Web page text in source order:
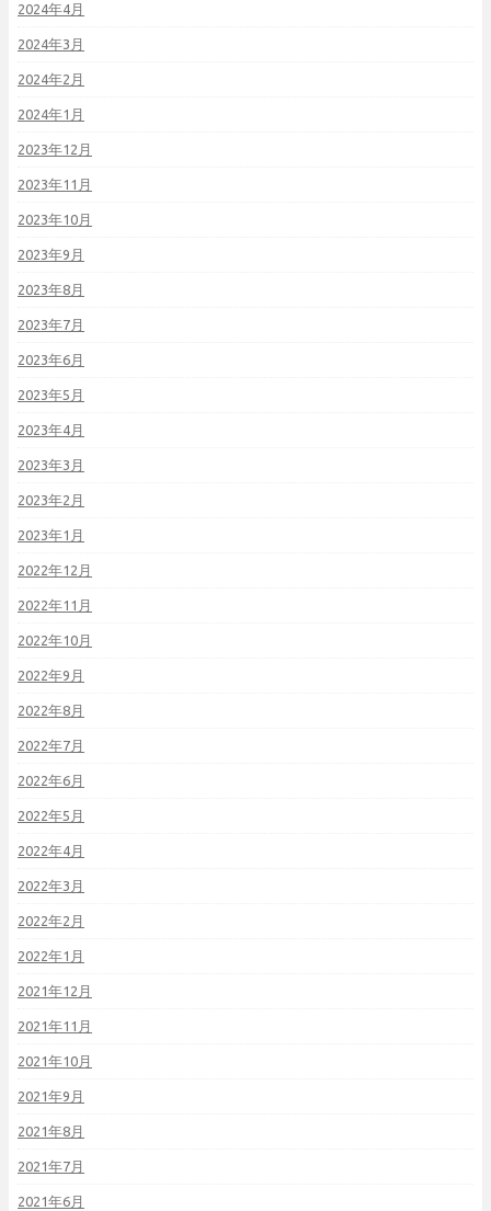
2024年4月
2024年3月
2024年2月
2024年1月
2023年12月
2023年11月
2023年10月
2023年9月
2023年8月
2023年7月
2023年6月
2023年5月
2023年4月
2023年3月
2023年2月
2023年1月
2022年12月
2022年11月
2022年10月
2022年9月
2022年8月
2022年7月
2022年6月
2022年5月
2022年4月
2022年3月
2022年2月
2022年1月
2021年12月
2021年11月
2021年10月
2021年9月
2021年8月
2021年7月
2021年6月